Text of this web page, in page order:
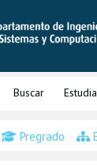
Buscar
Pregrado